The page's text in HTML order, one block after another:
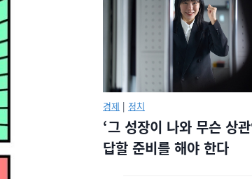
경제 | 정치
‘그 성장이 나와 무슨 상
답할 준비를 해야 한다